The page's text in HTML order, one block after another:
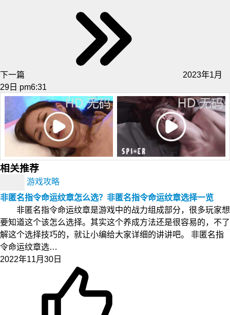
下一篇
2023年1月
29日 pm6:31
相关推荐
游戏攻略
非匿名指令命运纹章怎么选？非匿名指令命运纹章选择一览
非匿名指令命运纹章是游戏中的战力组成部分，很多玩家想
要知道这个该怎么选择。其实这个养成方法还是很容易的，不了
解这个选择技巧的，就让小编给大家详细的讲讲吧。 非匿名指
令命运纹章选…
2022年11月30日